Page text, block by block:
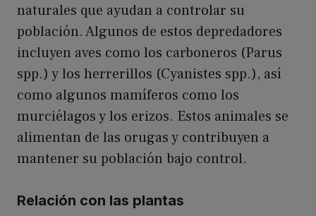
naturales que ayudan a controlar su
población. Algunos de estos depredadores
incluyen aves como los carboneros (Parus
spp.) y los herrerillos (Cyanistes spp.), así
como algunos mamíferos como los
murciélagos y los erizos. Estos animales se
alimentan de las orugas y contribuyen a
mantener su población bajo control.
Relación con las plantas